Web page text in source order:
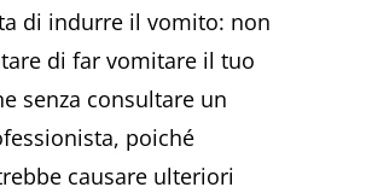
di indurre il vomito: non
di far vomitare il tuo
senza consultare un
poiché
causare ulteriori